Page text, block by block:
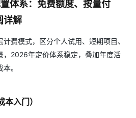
体系：免费额度、按量付
详解
费模式，区分个人试用、短期项目、
，2026年定价体系稳定，叠加年度活
。
入门）